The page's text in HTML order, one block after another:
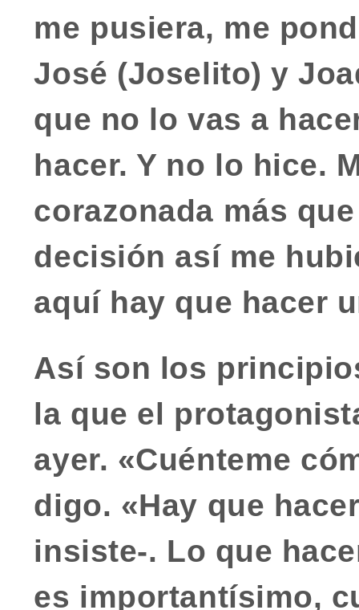
me pusiera, me
José (Joselito) y
que no lo vas a
hacer. Y no lo hice.
corazonada más
decisión así me
aquí hay que hacer
Así son los
la que el
ayer. «Cuénteme
digo. «Hay que
insiste-. Lo que
es importantísimo,